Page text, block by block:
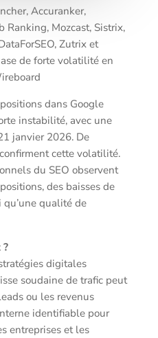
Accuranker,
Ranking, Mozcast, Sistrix,
Zutrix et
de forte volatilité en
dans Google
instabilité, avec une
janvier 2026. De
cette volatilité.
du SEO observent
des baisses de
qu’une qualité de
?
digitales
soudaine de trafic peut
ou les revenus
identifiable pour
entreprises et les